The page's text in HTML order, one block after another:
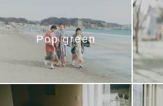
Pop green